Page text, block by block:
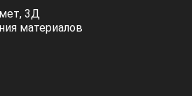
3Д
материалов